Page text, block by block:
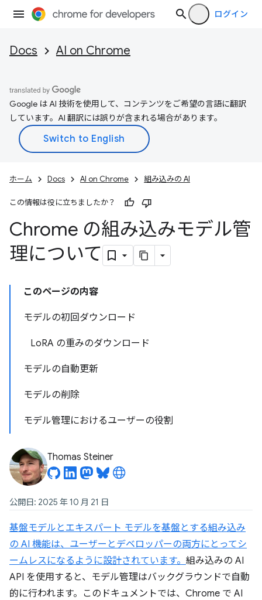
ログイン
Docs AI on Chrome
Google は AI 技術を使用して、コンテンツをご希望の言語に翻訳
しています。AI 翻訳には誤りが含まれる場合があります。
ホーム Docs AI on Chrome 組み込みの AI
この情報は役に立ちましたか？
Chrome の組み込みモデル管
理について
このページの内容
モデルの初回ダウンロード
LoRA の重みのダウンロード
モデルの自動更新
モデルの削除
モデル管理におけるユーザーの役割
Thomas Steiner
公開日: 2025 年 10 月 21 日
基盤モデルとエキスパート モデルを基盤とする組み込み
の AI 機能は、ユーザーとデベロッパーの両方にとってシ
ームレスになるように設計されています。 組み込みの AI
API を使用すると、モデル管理はバックグラウンドで自動
的に行われます。このドキュメントでは、Chrome で AI